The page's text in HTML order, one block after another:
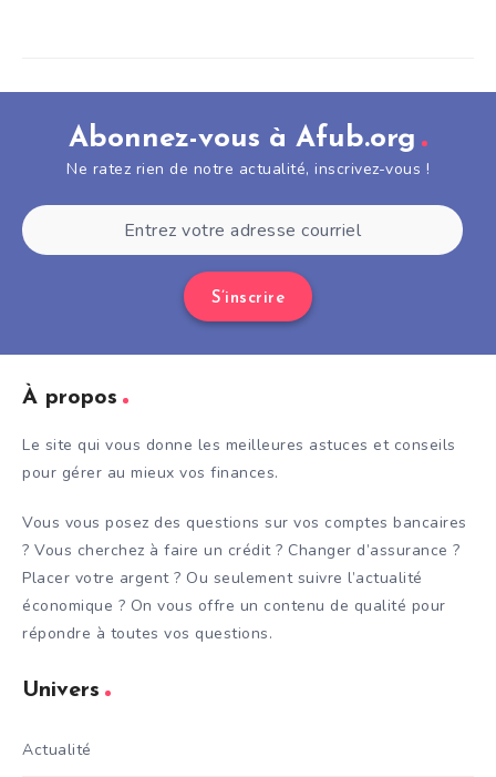
Abonnez-vous à Afub.org
Ne ratez rien de notre actualité, inscrivez-vous !
S’inscrire
À propos
Le site qui vous donne les meilleures astuces et conseils
pour gérer au mieux vos finances.
Vous vous posez des questions sur vos comptes bancaires
? Vous cherchez à faire un crédit ? Changer d’assurance ?
Placer votre argent ? Ou seulement suivre l’actualité
économique ? On vous offre un contenu de qualité pour
répondre à toutes vos questions.
Univers
Actualité